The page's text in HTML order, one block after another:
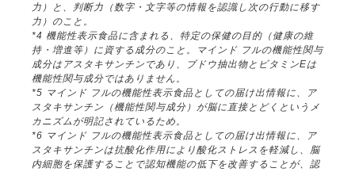
力）と、判断力（数字・文字等の情報を認識し次の行動に移す
力）のこと。
*4 機能性表示食品に含まれる、特定の保健の目的（健康の維
持・増進等）に資する成分のこと。マインド フルの機能性関与
成分はアスタキサンチンであり、ブドウ抽出物とビタミンEは
機能性関与成分ではありません。
*5 マインド フルの機能性表示食品としての届け出情報に、ア
スタキサンチン（機能性関与成分）が脳に直接とどくというメ
カニズムが明記されているため。
*6 マインド フルの機能性表示食品としての届け出情報に、ア
スタキサンチンは抗酸化作用により酸化ストレスを軽減し、脳
内細胞を保護することで認知機能の低下を改善することが、認